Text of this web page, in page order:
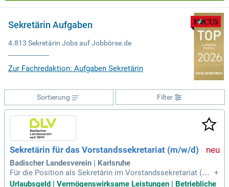
Sekretärin Aufgaben
4.813 Sekretärin Jobs auf Jobbörse.de
Zur Fachredaktion: Aufgaben Sekretärin
Filter
Sortierung
Sekretärin für das Vorstandssekretariat (m/w/d)
Badischer Landesverein | Karlsruhe
Für die Position als Sekretärin im Vorstandssekretariat (m/
w/d) suchen wir eine erfahrene Kraft in Vollzeit. Sie durchla
+
Urlaubsgeld | Vermögenswirksame Leistungen | Betriebliche